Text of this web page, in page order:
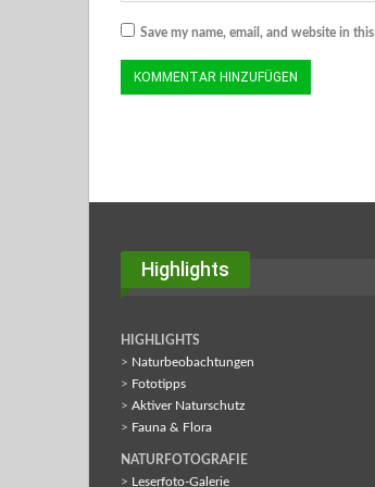
Save my name, email, and website in
Highlights
HIGHLIGHTS
> Naturbeobachtungen
> Fototipps
> Aktiver Naturschutz
> Fauna & Flora
NATURFOTOGRAFIE
>
Leserfoto-Galerie